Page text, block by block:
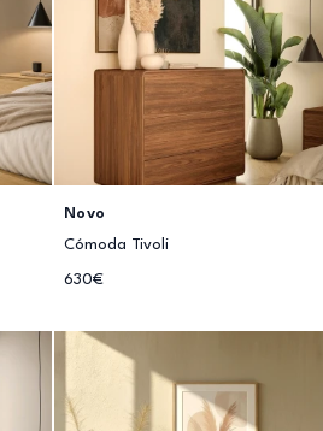
Novo
Cómoda Tivoli
630€